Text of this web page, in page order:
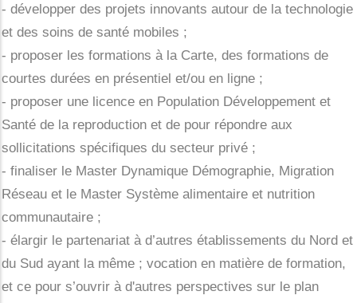
- développer des projets innovants autour de la technologie
et des soins de santé mobiles ;
- proposer les formations à la Carte, des formations de
courtes durées en présentiel et/ou en ligne ;
- proposer une licence en Population Développement et
Santé de la reproduction et de pour répondre aux
sollicitations spécifiques du secteur privé ;
- finaliser le Master Dynamique Démographie, Migration
Réseau et le Master Système alimentaire et nutrition
communautaire ;
- élargir le partenariat à d’autres établissements du Nord et
du Sud ayant la même ; vocation en matière de formation,
et ce pour s’ouvrir à d'autres perspectives sur le plan